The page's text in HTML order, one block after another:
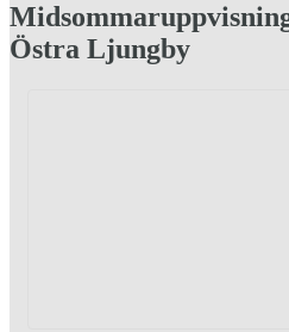
Östra Ljungby